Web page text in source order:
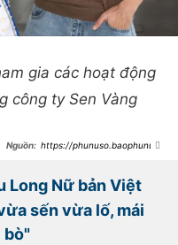
gia các hoạt động
công ty Sen Vàng
https://phunuso.baophunuth
19325060915412001.htm
Long Nữ bản Việt
sến vừa lố, mái
bò"